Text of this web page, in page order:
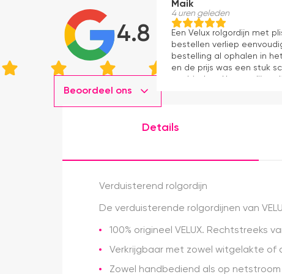
4.8
Beoordeel ons
Maik
4 uren geleden
Een Velux rolgordijn met
bestellen verliep
bestelling al ophalen in
en de prijs was een stuk
aanbieders. Het gordijn
Details
Verduisterend rolgordijn
De verduisterende rolgordijnen van
100% origineel VELUX. Rechtstreeks
Verkrijgbaar met zowel witgelakte of
Zowel handbediend als op